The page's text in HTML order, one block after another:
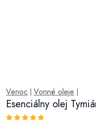
Venoc Vonné oleje
Esenciálny olej